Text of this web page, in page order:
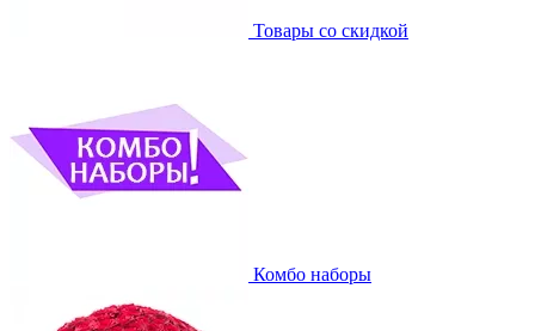
Товары со скидкой
Комбо наборы